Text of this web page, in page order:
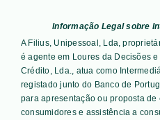
Informação Legal sobre
A Filius, Unipessoal, Lda,
é agente em Loures da Decisões
Crédito, Lda., atua como
registado junto do Banco de
para apresentação ou proposta de
consumidores e assistência a